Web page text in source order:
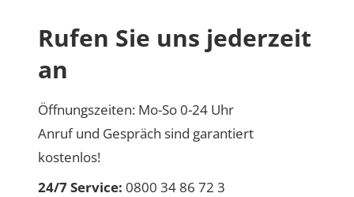
Rufen Sie uns jederzeit
an
Öffnungszeiten: Mo-So 0-24 Uhr
Anruf und Gespräch sind garantiert
kostenlos!
24/7 Service: 0800 34 86 72 3